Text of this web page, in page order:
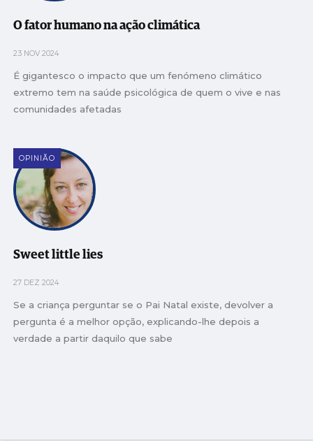
O fator humano na ação climática
23 NOV 2024
É gigantesco o impacto que um fenómeno climático
extremo tem na saúde psicológica de quem o vive e nas
comunidades afetadas
OPINIÃO
Sweet little lies
27 DEZ 2024
Se a criança perguntar se o Pai Natal existe, devolver a
pergunta é a melhor opção, explicando-lhe depois a
verdade a partir daquilo que sabe